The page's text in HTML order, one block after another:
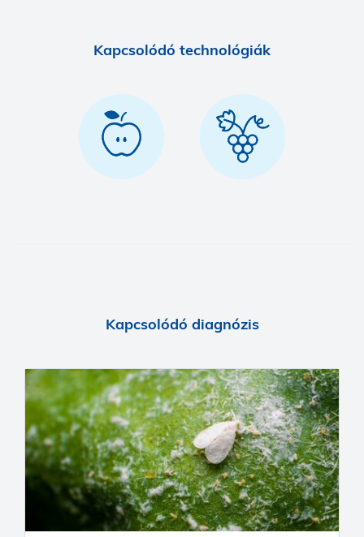
Kapcsolódó technológiák
Kapcsolódó diagnózis